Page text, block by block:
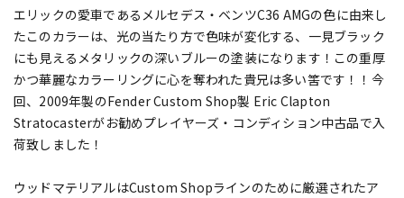
エリックの愛車であるメルセデス・ベンツC36 AMGの色に由来し
たこのカラーは、光の当たり方で色味が変化する、一見ブラック
にも見えるメタリックの深いブルーの塗装になります！この重厚
かつ華麗なカラーリングに心を奪われた貴兄は多い筈です！！今
回、2009年製のFender Custom Shop製 Eric Clapton
Stratocasterがお勧めプレイヤーズ・コンディション中古品で入
荷致しました！
ウッドマテリアルはCustom Shopラインのために厳選されたア